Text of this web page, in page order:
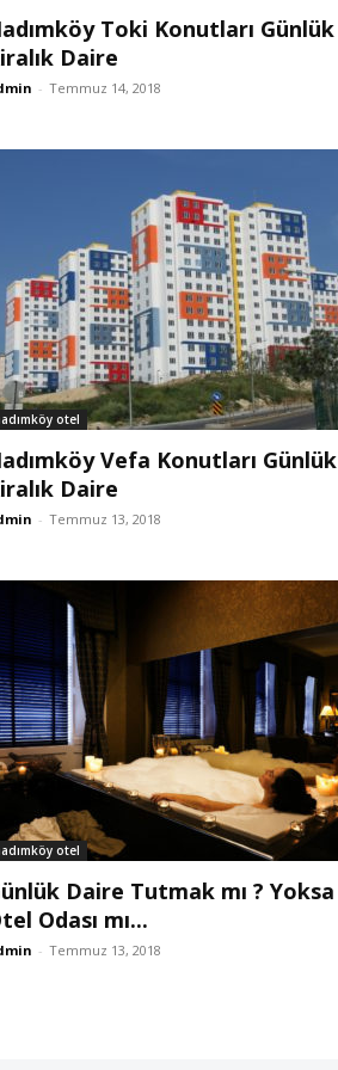
Toki Konutları Günlük
Daire
- Temmuz 14, 2018
otel
Vefa Konutları Günlük
Daire
- Temmuz 13, 2018
otel
Daire Tutmak mı ? Yoksa
Odası mı...
- Temmuz 13, 2018